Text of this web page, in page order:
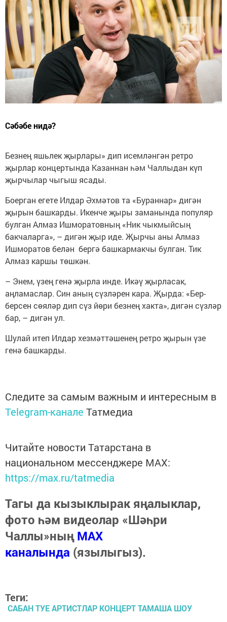
Сәбәбе нидә?
Безнең яшьлек җырлары» дип исемләнгән ретро
җырлар концертында Казаннан һәм Чаллыдан күп
җырчылар чыгыш ясады.
Боерган егете Илдар Әхмәтов та «Бураннар» дигән
җырын башкарды. Икенче җыры заманында популяр
булган Алмаз Ишморатовның «Ник чыкмыйсың
бакчаларга», – дигән җыр иде. Җырчы аны Алмаз
Ишморатов белән бергә башкармакчы булган. Тик
Алмаз каршы төшкән.
– Энем, үзең генә җырла инде. Икәү җырласак,
аңламаслар. Син аның сүзләрен кара. Җырда: «Бер-
берсен сөяләр дип сүз йөри безнең хакта», дигән сүзләр
бар, – дигән ул.
Шулай итеп Илдар хезмәттәшенең ретро җырын үзе
генә башкарды.
Следите за самым важным и интересным в
Telegram-канале Татмедиа
Читайте новости Татарстана в
национальном мессенджере MАХ:
https://max.ru/tatmedia
Тагы да кызыклырак яңалыклар,
фото һәм видеолар «Шәһри
Чаллы»ныңMAX
каналында (язылыгыз).
Теги:
САБАН ТУЕ АРТИСТЛАР КОНЦЕРТ ТАМАША ШОУ